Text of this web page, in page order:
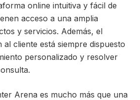
online intuitiva y fácil de
acceso a una amplia
y servicios. Además, el
al cliente está siempre dispuesto
personalizado y resolver
Arena es mucho más que una